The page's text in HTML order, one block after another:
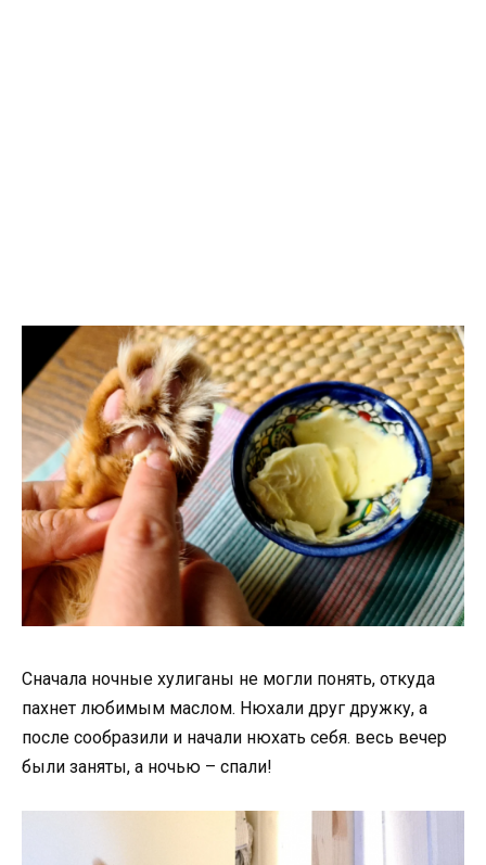
Сначала ночные хулиганы не могли понять, откуда
пахнет любимым маслом. Нюхали друг дружку, а
после сообразили и начали нюхать себя. весь вечер
были заняты, а ночью – спали!